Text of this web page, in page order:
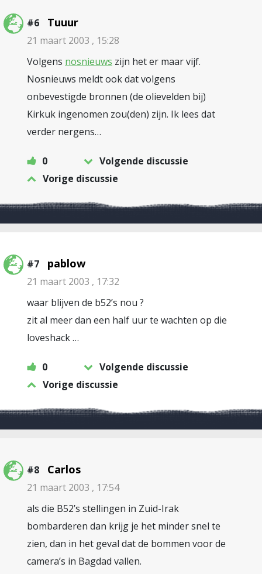
#6 Tuuur
21 maart 2003 , 15:28
Volgens nosnieuws zijn het er maar vijf.
Nosnieuws meldt ook dat volgens
onbevestigde bronnen (de olievelden bij)
Kirkuk ingenomen zou(den) zijn. Ik lees dat
verder nergens…
0
Volgende discussie
Vorige discussie
#7 pablow
21 maart 2003 , 17:32
waar blijven de b52’s nou ?
zit al meer dan een half uur te wachten op die
loveshack …
0
Volgende discussie
Vorige discussie
#8 Carlos
21 maart 2003 , 17:54
als die B52’s stellingen in Zuid-Irak
bombarderen dan krijg je het minder snel te
zien, dan in het geval dat de bommen voor de
camera’s in Bagdad vallen.